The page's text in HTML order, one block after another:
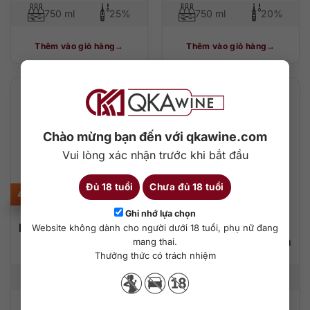
Chào mừng bạn đến với qkawine.com
Vui lòng xác nhận trước khi bắt đầu
Đủ 18 tuổi Chưa đủ 18 tuổi
Ghi nhớ lựa chọn
Website không dành cho người dưới 18 tuổi, phụ nữ đang
mang thai.
Thưởng thức có trách nhiệm
750 ml 25%
Thêm vào giỏ hàng
750 ml 20%
Thêm vào giỏ hàng
Beefeater London Dry
400.000
40%
Rượu Vodka Cá Sấu
Đen Alligator Platinum
500ml
165.000₫